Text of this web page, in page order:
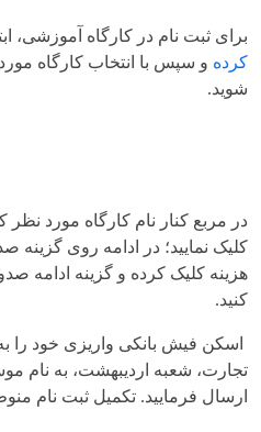
برای ثبت نام در کارگاه آموزشی،
کرده و سپس با انتخاب کارگاه
شوید.
در مربع کنار نام کارگاه مورد نظر
کلیک نمایید؛ در ادامه روی
هزینه کلیک کرده و گزینه ادامه
کنید.
تجارت، شعبه اردیبهشت، به نام
ارسال فرمایید. تکمیل ثبت نام